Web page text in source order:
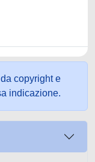
copyright e
indicazione.